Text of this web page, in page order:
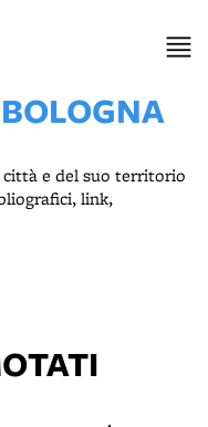
e del suo territorio
link,